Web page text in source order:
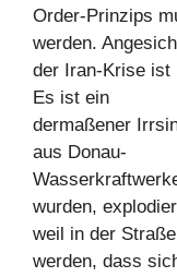
Order-Prinzips
werden.
der Iran-Krise ist
Es ist ein
dermaßener
aus Donau-
wurden,
weil in der
werden, dass